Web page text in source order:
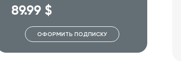
89.99 $
ОФОРМИТЬ ПОДПИСКУ